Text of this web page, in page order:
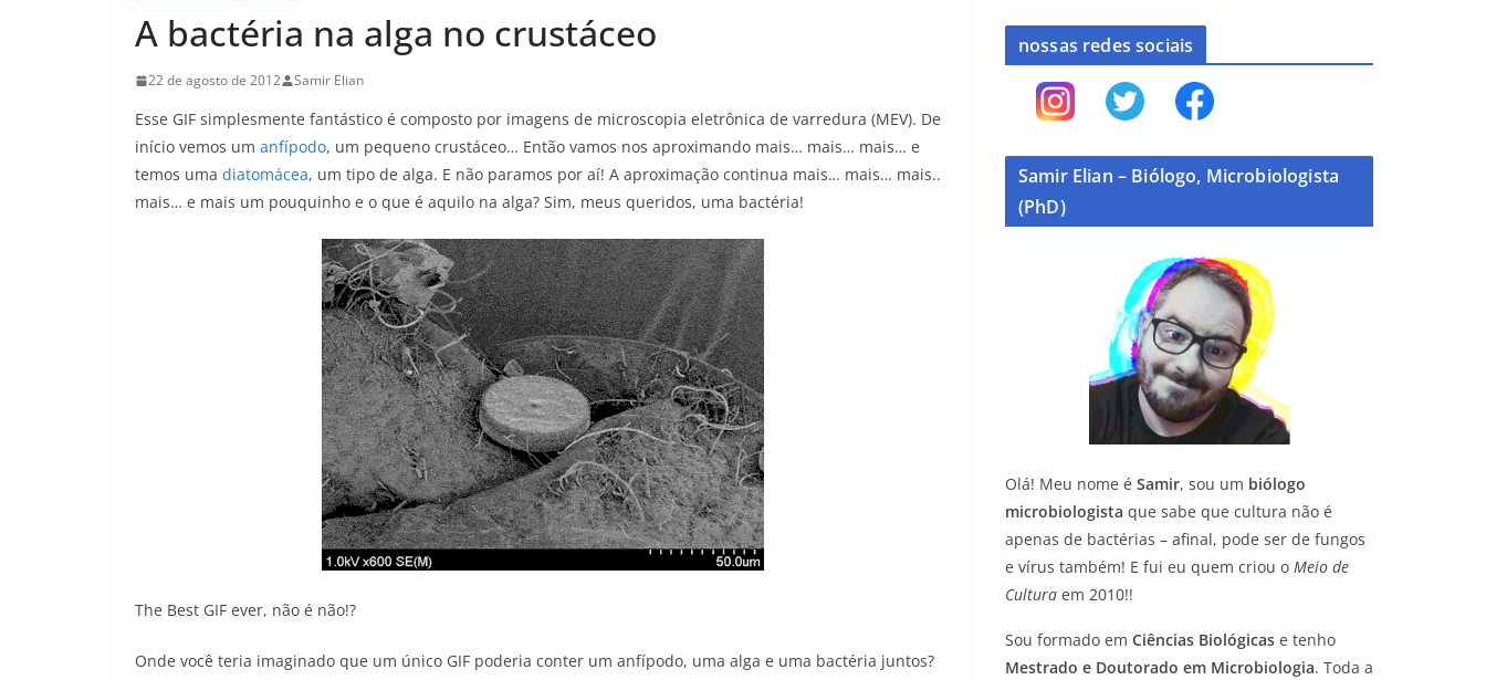
A bactéria na alga no crustáceo
22 de agosto de 2012 Samir Elian
Esse GIF simplesmente fantástico é composto por imagens de microscopia eletrônica de varredura (MEV). De
início vemos um anfípodo, um pequeno crustáceo… Então vamos nos aproximando mais… mais… mais… e
temos uma diatomácea, um tipo de alga. E não paramos por aí! A aproximação continua mais… mais… mais..
mais… e mais um pouquinho e o que é aquilo na alga? Sim, meus queridos, uma bactéria!
The Best GIF ever, não é não!?
Onde você teria imaginado que um único GIF poderia conter um anfípodo, uma alga e uma bactéria juntos?
nossas redes sociais
Samir Elian – Biólogo, Microbiologista
(PhD)
Olá! Meu nome é Samir, sou um biólogo
microbiologista que sabe que cultura não é
apenas de bactérias – afinal, pode ser de fungos
e vírus também! E fui eu quem criou o Meio de
Cultura em 2010!!
Sou formado em Ciências Biológicas e tenho
Mestrado e Doutorado em Microbiologia. Toda a